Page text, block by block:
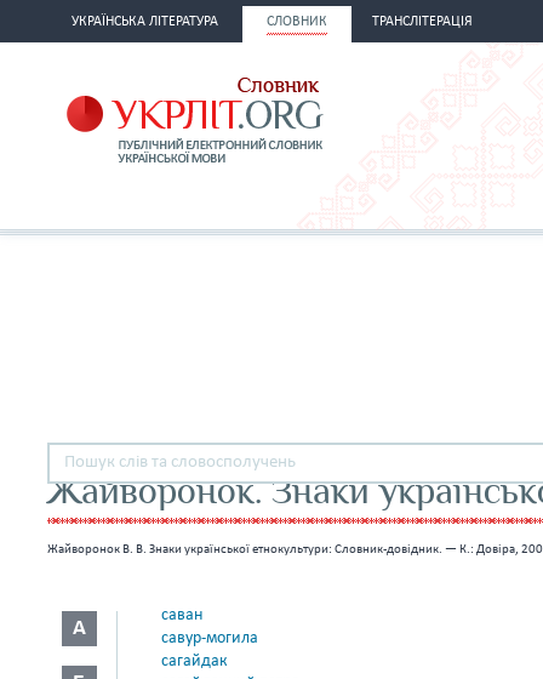
УКРАЇНСЬКА ЛІТЕРАТУРА СЛОВНИК ТРАНСЛІТЕРАЦІЯ
Жайворонок. Знаки
Жайворонок В. В. Знаки української етнокультури: Словник-довідник. — К.: Довіра,
А
саван
савур-могила
сагайдак